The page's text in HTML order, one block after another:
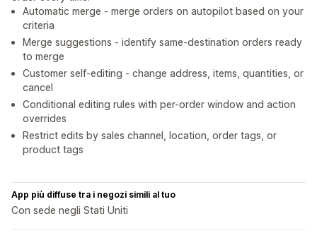
Automatic merge - merge orders on autopilot based on your
criteria
Merge suggestions - identify same-destination orders ready
to merge
Customer self-editing - change address, items, quantities, or
cancel
Conditional editing rules with per-order window and action
overrides
Restrict edits by sales channel, location, order tags, or
product tags
App più diffuse tra i negozi simili al tuo
Con sede negli Stati Uniti